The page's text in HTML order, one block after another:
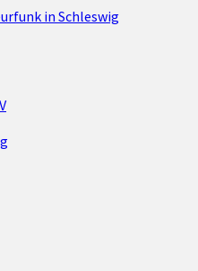
in Schleswig